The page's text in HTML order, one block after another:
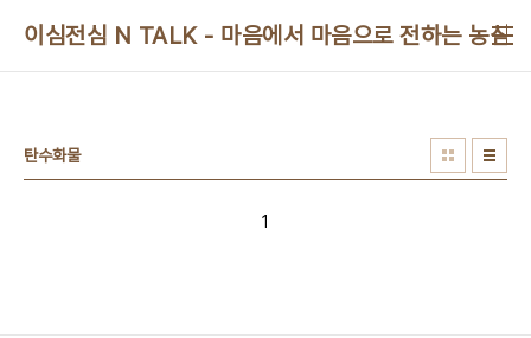
이심전심 N TALK - 마음에서 마음으로 전하는 농심
탄수화물
1